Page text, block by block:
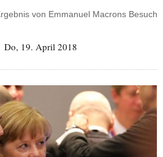
von Emmanuel Macrons Besuch
Do, 19. April 2018